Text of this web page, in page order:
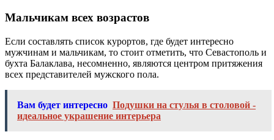
Мальчикам всех возрастов
Если составлять список курортов, где будет интересно
мужчинам и мальчикам, то стоит отметить, что Севастополь и
бухта Балаклава, несомненно, являются центром притяжения
всех представителей мужского пола.
Вам будет интересно Подушки на стулья в столовой -
идеальное украшение интерьера